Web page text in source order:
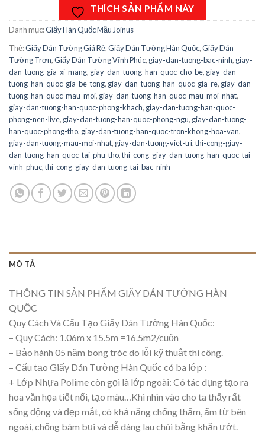
THÍCH SẢN PHẨM NÀY
Danh mục:Giấy Hàn Quốc Mẫu Joinus
Thẻ:Giấy Dán Tường Giá Rẻ,Giấy Dán Tường Hàn Quốc,Giấy Dán
Tường Trơn,Giấy Dán Tường Vĩnh Phúc, giay-dan-tuong-bac-ninh, giay-
dan-tuong-gia-xi-mang, giay-dan-tuong-han-quoc-cho-be, giay-dan-
tuong-han-quoc-gia-be-tong, giay-dan-tuong-han-quoc-gia-re, giay-dan-
tuong-han-quoc-mau-moi, giay-dan-tuong-han-quoc-mau-moi-nhat,
giay-dan-tuong-han-quoc-phong-khach, giay-dan-tuong-han-quoc-
phong-nen-live, giay-dan-tuong-han-quoc-phong-ngu, giay-dan-tuong-
han-quoc-phong-tho, giay-dan-tuong-han-quoc-tron-khong-hoa-van,
giay-dan-tuong-mau-moi-nhat, giay-dan-tuong-viet-tri,thi-cong-giay-
dan-tuong-han-quoc-tai-phu-tho,thi-cong-giay-dan-tuong-han-quoc-tai-
vinh-phuc,thi-cong-giay-dan-tuong-tai-bac-ninh
MÔ TẢ
THÔNG TIN SẢN PHẨM GIẤY DÁN TƯỜNG HÀN
QUỐC
Quy Cách Và Cấu Tạo Giấy Dán Tường Hàn Quốc:
– Quy Cách: 1.06m x 15.5m =16.5m2/cuộn
– Bảo hành 05 năm bong tróc do lỗi kỹ thuật thi công.
– Cấu tạo Giấy Dán Tường Hàn Quốc có ba lớp :
+ Lớp Nhựa Polime còn gọi là lớp ngoài: Có tác dụng tạo ra
hoa văn họa tiết nổi, tạo màu…Khi nhìn vào cho ta thấy rất
sống động và đẹp mắt, có khả năng chống thấm, ẩm từ bên
ngoài, chống bám bụi và dễ dàng lau chùi bằng khăn ướt.